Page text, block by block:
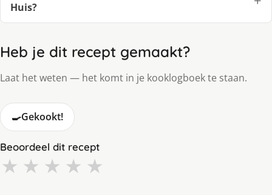
Huis?
Heb je dit recept gemaakt?
Laat het weten — het komt in je kooklogboek te staan.
🍳Gekookt!
Beoordeel dit recept
★ ★ ★ ★ ★